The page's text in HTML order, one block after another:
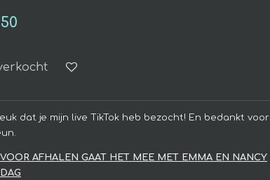
dat je mijn live TikTok heb bezocht! En bedankt voor
VOOR AFHALEN GAAT HET MEE MET EMMA EN NANCY